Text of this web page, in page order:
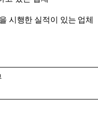
시행한 실적이 있는 업체